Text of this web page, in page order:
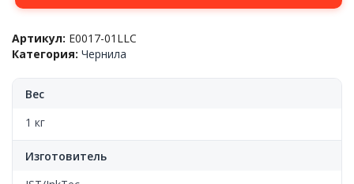
Чернила
L800/L801/L805/L810/L850/L1800,
T6732/T6742,
cyan,
литр,
01LLC,
Артикул: E0017-01LLC
Категория: Чернила
Вес
1 кг
Изготовитель